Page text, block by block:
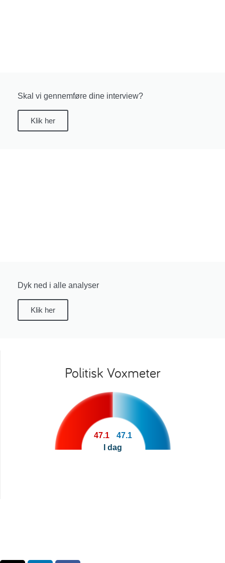
Skal vi gennemføre dine interview?
Klik her
Dyk ned i alle analyser
Klik her
Politisk Voxmeter
47.1
47.1
I dag